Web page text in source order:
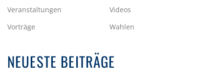
Veranstaltungen
Videos
Vorträge
Wahlen
NEUESTE BEITRÄGE